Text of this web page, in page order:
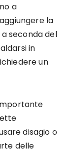
a
la
seconda del
in
un
disagio o
delle